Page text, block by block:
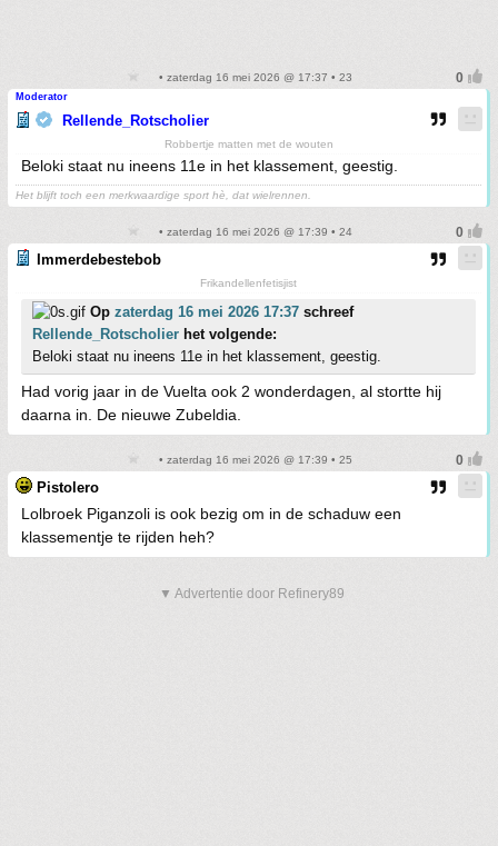
• zaterdag 16 mei 2026 @ 17:37 • 23
Moderator
Rellende_Rotscholier
Robbertje matten met de wouten
Beloki staat nu ineens 11e in het klassement, geestig.
Het blijft toch een merkwaardige sport hè, dat wielrennen.
• zaterdag 16 mei 2026 @ 17:39 • 24
Immerdebestebob
Frikandellenfetisjist
Op zaterdag 16 mei 2026 17:37 schreef
Rellende_Rotscholier het volgende:
Beloki staat nu ineens 11e in het klassement, geestig.
Had vorig jaar in de Vuelta ook 2 wonderdagen, al stortte hij
daarna in. De nieuwe Zubeldia.
• zaterdag 16 mei 2026 @ 17:39 • 25
Pistolero
Lolbroek Piganzoli is ook bezig om in de schaduw een
klassementje te rijden heh?
▼ Advertentie door Refinery89